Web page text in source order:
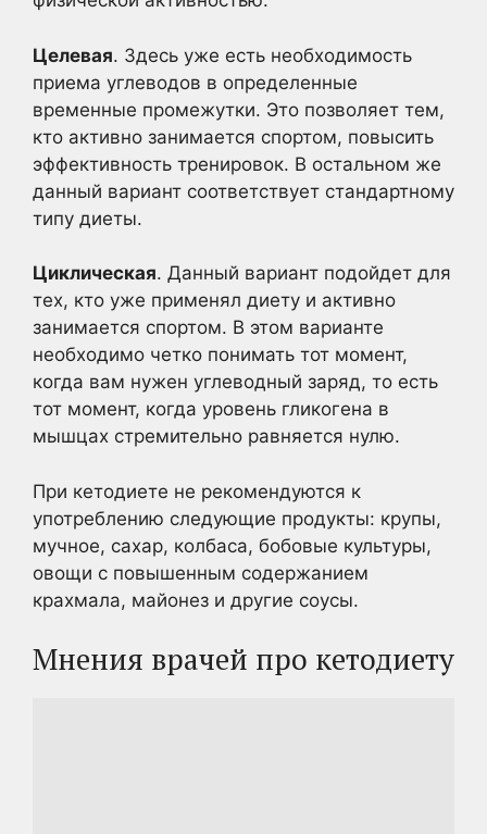
Целевая. Здесь уже есть необходимость
приема углеводов в определенные
временные промежутки. Это позволяет тем,
кто активно занимается спортом, повысить
эффективность тренировок. В остальном же
данный вариант соответствует стандартному
типу диеты.
Циклическая. Данный вариант подойдет для
тех, кто уже применял диету и активно
занимается спортом. В этом варианте
необходимо четко понимать тот момент,
когда вам нужен углеводный заряд, то есть
тот момент, когда уровень гликогена в
мышцах стремительно равняется нулю.
При кетодиете не рекомендуются к
употреблению следующие продукты: крупы,
мучное, сахар, колбаса, бобовые культуры,
овощи с повышенным содержанием
крахмала, майонез и другие соусы.
Мнения врачей про кетодиету